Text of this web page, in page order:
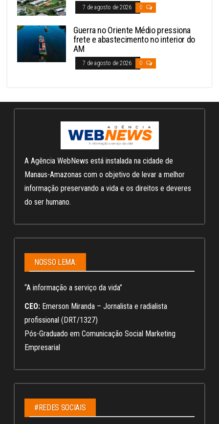
7 de agosto de 2026 0
Guerra no Oriente Médio pressiona
frete e abastecimento no interior do
AM
7 de agosto de 2026 0
A Agência WebNews está instalada na cidade de
Manaus-Amazonas com o objetivo de levar a melhor
informação preservando a vida e os direitos e deveres
do ser humano.
NOSSO LEMA:
“A informação a serviço da vida”
CEO: Emerson Miranda – Jornalista e radialista
profissional (DRT/1327)
Pós-Graduado em Comunicação Social Marketing
Empresarial
#REDES SOCIAIS